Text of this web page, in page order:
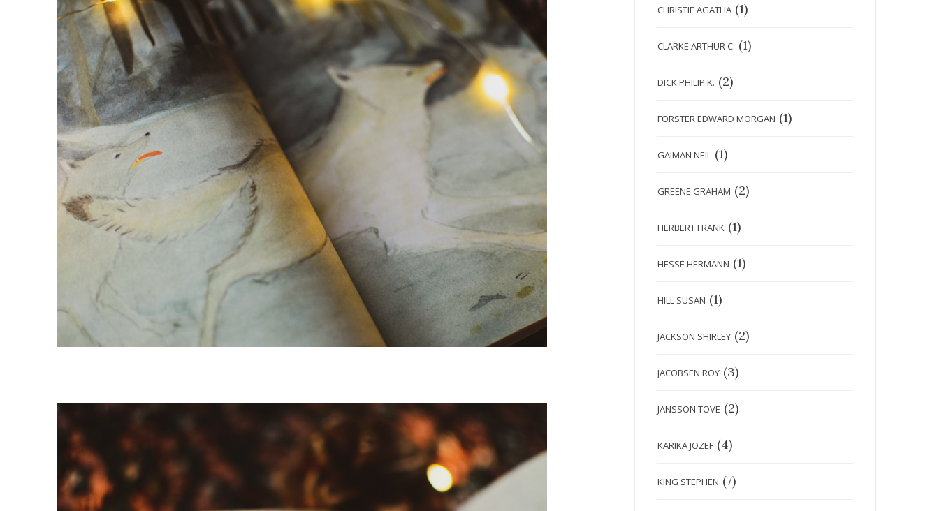
CHRISTIE AGATHA (1)
CLARKE ARTHUR C. (1)
DICK PHILIP K. (2)
FORSTER EDWARD MORGAN (1)
GAIMAN NEIL (1)
GREENE GRAHAM (2)
HERBERT FRANK (1)
HESSE HERMANN (1)
HILL SUSAN (1)
JACKSON SHIRLEY (2)
JACOBSEN ROY (3)
JANSSON TOVE (2)
KARIKA JOZEF (4)
KING STEPHEN (7)